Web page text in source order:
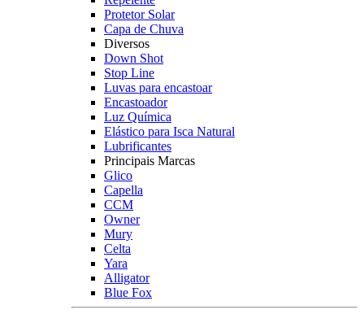
Protetor Solar
Capa de Chuva
Diversos
Down Shot
Stop Line
Luvas para encastoar
Encastoador
Luz Química
Elástico para Isca Natural
Lubrificantes
Principais Marcas
Glico
Capella
CCM
Owner
Mury
Celta
Yara
Alligator
Blue Fox